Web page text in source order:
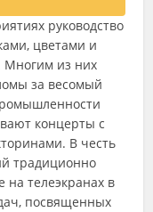
руководство
цветами и
Многим из них
за весомый
концерты с
В честь
традиционно
телеэкранах в
посвященных